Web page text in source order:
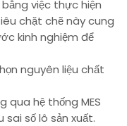
việc thực hiện
chặt chẽ này cung
kinh nghiệm để
nguyên liệu chất
qua hệ thống MES
số lô sản xuất.